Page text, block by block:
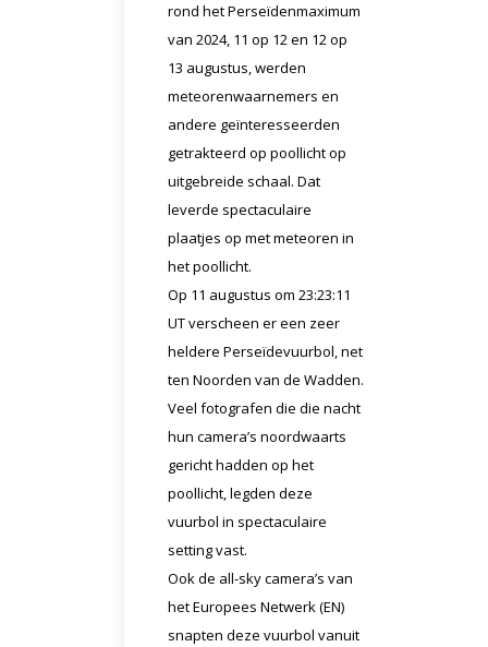
rond het Perseïdenmaximum
van 2024, 11 op 12 en 12 op
13 augustus, werden
meteorenwaarnemers en
andere geïnteresseerden
getrakteerd op poollicht op
uitgebreide schaal. Dat
leverde spectaculaire
plaatjes op met meteoren in
het poollicht.
Op 11 augustus om 23:23:11
UT verscheen er een zeer
heldere Perseïdevuurbol, net
ten Noorden van de Wadden.
Veel fotografen die die nacht
hun camera’s noordwaarts
gericht hadden op het
poollicht, legden deze
vuurbol in spectaculaire
setting vast.
Ook de all-sky camera’s van
het Europees Netwerk (EN)
snapten deze vuurbol vanuit